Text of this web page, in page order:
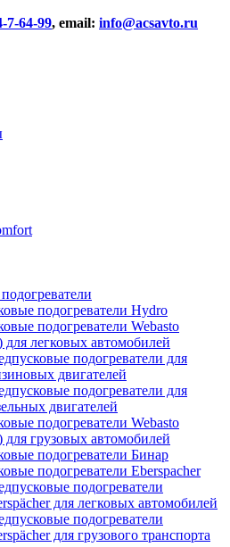
7-64-99, email: info@acsavto.ru
подогреватели Hydro
подогреватели Webasto
для легковых автомобилей
подогреватели для
двигателей
подогреватели для
двигателей
подогреватели Webasto
для грузовых автомобилей
подогреватели Бинар
подогреватели Eberspacher
подогреватели
для легковых автомобилей
подогреватели
для грузового транспорта